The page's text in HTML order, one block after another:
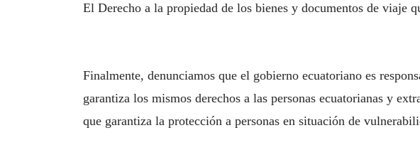
El Derecho a la propiedad de los bienes y documentos de viaje
Finalmente, denunciamos que el gobierno ecuatoriano es
garantiza los mismos derechos a las personas ecuatorianas y
que garantiza la protección a personas en situación de